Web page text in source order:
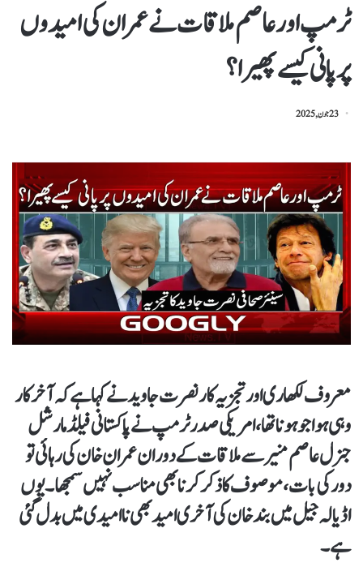
ٹرمپ اور عاصم ملاقات نے عمران کی امیدوں
پر پانی کیسے پھیرا؟
23 جون, 2025
معروف لکھاری اور تجزیہ کار نصرت جاوید نے کہا ہے کہ آخر کار
وہی ہوا جو ہونا تھا، امریکی صدر ٹرمپ نے پاکستانی فیلڈ مارشل
جنرل عاصم منیر سے ملاقات کے دوران عمران خان کی رہائی تو
دور کی بات، موصوف کا ذکر کرنا بھی مناسب نہیں سمجھا۔ یوں
اڈیالہ جیل میں بند خان کی آخری امید بھی نا امیدی میں بدل گئی
ہے۔